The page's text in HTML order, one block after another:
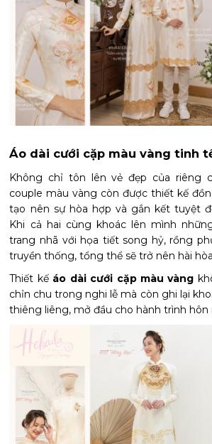
Áo dài cưới cặp màu vàng tinh
Không chỉ tôn lên vẻ đẹp của riêng
couple màu vàng còn được thiết kế
tạo nên sự hòa hợp và gắn kết tuyệt
Khi cả hai cùng khoác lên mình
trang nhã với họa tiết song hỷ, rồng
truyền thống, tổng thể sẽ trở nên hài
Thiết kế áo dài cưới cặp màu vàng
chỉn chu trong nghi lễ mà còn ghi lại
thiêng liêng, mở đầu cho hành trình hôn